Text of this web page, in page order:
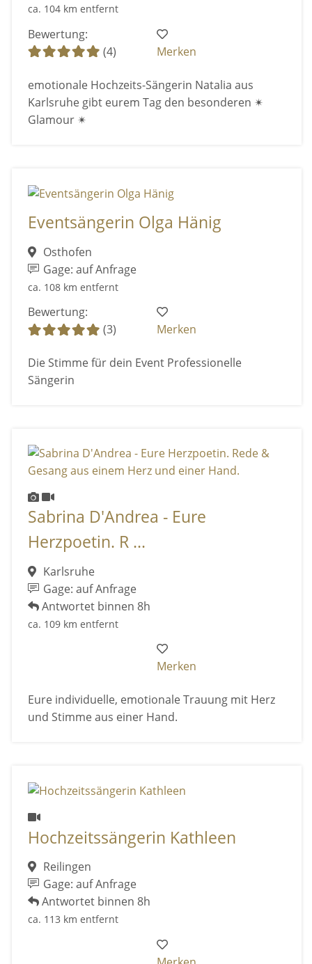
ca. 104 km entfernt
Bewertung:
(4)
Merken
emotionale Hochzeits-Sängerin Natalia aus
Karlsruhe gibt eurem Tag den besonderen ✴
Glamour ✴
Eventsängerin Olga Hänig
Osthofen
Gage: auf Anfrage
ca. 108 km entfernt
Bewertung:
(3)
Merken
Die Stimme für dein Event Professionelle
Sängerin
Sabrina D'Andrea - Eure
Herzpoetin. R ...
Karlsruhe
Gage: auf Anfrage
Antwortet binnen 8h
ca. 109 km entfernt
Merken
Eure individuelle, emotionale Trauung mit Herz
und Stimme aus einer Hand.
Hochzeitssängerin Kathleen
Reilingen
Gage: auf Anfrage
Antwortet binnen 8h
ca. 113 km entfernt